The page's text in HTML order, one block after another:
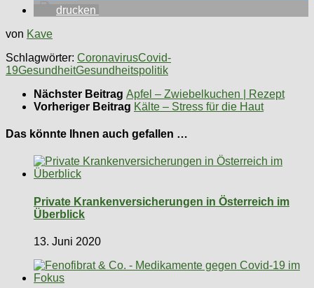
drucken
von Kave
Schlagwörter: CoronavirusCovid-
19GesundheitGesundheitspolitik
Nächster Beitrag Apfel – Zwiebelkuchen | Rezept
Vorheriger Beitrag Kälte – Stress für die Haut
Das könnte Ihnen auch gefallen …
Private Krankenversicherungen in Österreich im
Überblick
13. Juni 2020